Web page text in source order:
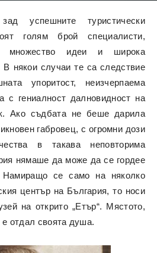
успешните туристически
голям брой специалисти,
множество идеи и широка
някои случаи те са следствие
упоритост, неизчерпаема
с гениалност далновидност на
Ако съдбата не беше дарила
габровец, с огромни дози
в такава неповторима
нямаше да може да се гордее
Намиращо се само на няколко
център на България, то носи
на открито „Етър“. Мястото,
е отдал своята душа.